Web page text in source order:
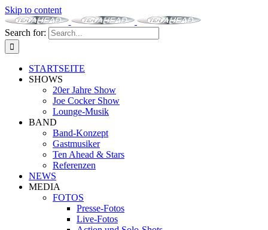
Skip to content
Search for:
STARTSEITE
SHOWS
20er Jahre Show
Joe Cocker Show
Lounge-Musik
BAND
Band-Konzept
Gastmusiker
Ten Ahead & Stars
Referenzen
NEWS
MEDIA
FOTOS
Presse-Fotos
Live-Fotos